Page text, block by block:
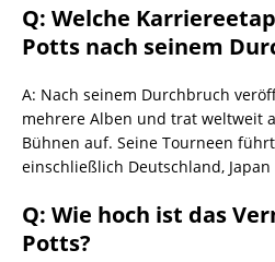
Q: Welche
Potts nach seinem
A: Nach seinem Durchbruch
mehrere Alben und trat weltweit
Bühnen auf. Seine Tourneen
einschließlich Deutschland, Japan
Q: Wie hoch ist das
Potts?